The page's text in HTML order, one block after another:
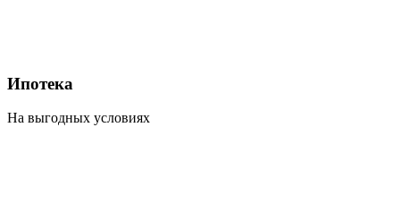
Ипотека
На выгодных условиях